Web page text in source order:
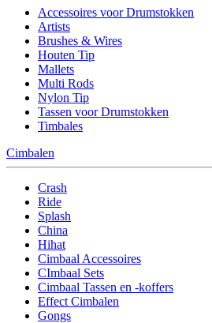
Accessoires voor Drumstokken
Artists
Brushes & Wires
Houten Tip
Mallets
Multi Rods
Nylon Tip
Tassen voor Drumstokken
Timbales
Cimbalen
Crash
Ride
Splash
China
Hihat
Cimbaal Accessoires
CImbaal Sets
Cimbaal Tassen en -koffers
Effect Cimbalen
Gongs